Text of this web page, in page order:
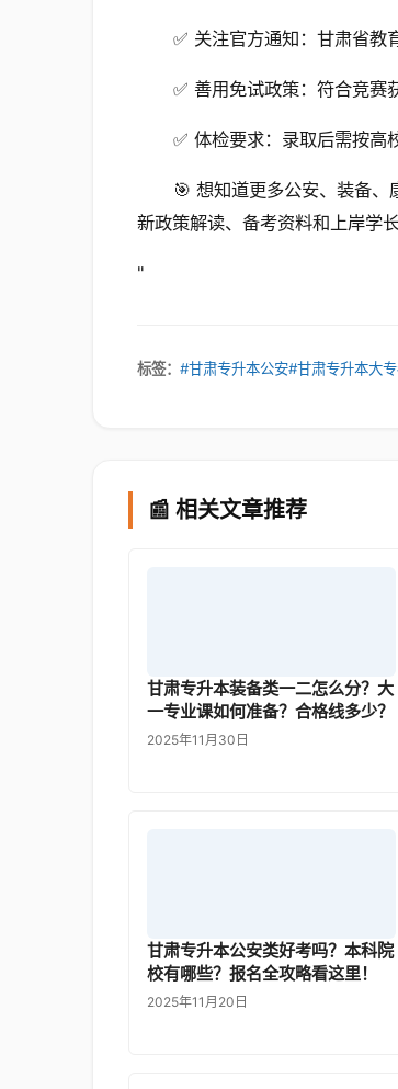
✅ 关注官方通知：甘肃省教
✅ 善用免试政策：符合竞赛
✅ 体检要求：录取后需按高
🎯 想知道更多公安、装备、
新政策解读、备考资料和上岸学
"
标签： #甘肃专升本公安#甘肃专升本大专
📰 相关文章推荐
甘肃专升本装备类一二怎么分？大
一专业课如何准备？合格线多少？
2025年11月30日
甘肃专升本公安类好考吗？本科院
校有哪些？报名全攻略看这里！
2025年11月20日